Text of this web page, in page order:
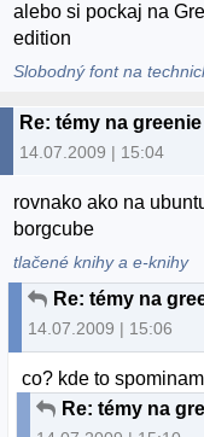
alebo si pockaj na
edition
Slobodný font na
Re: témy na greenie
14.07.2009 | 15:04
rovnako ako na
borgcube
tlačené knihy a e-knihy
Re: témy na
14.07.2009 | 15:06
co? kde to
Re: témy na